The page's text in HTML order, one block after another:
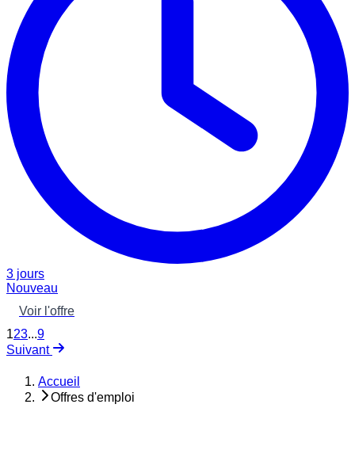
3 jours
Nouveau
Voir l'offre
123...9
Suivant
Accueil
Offres d'emploi